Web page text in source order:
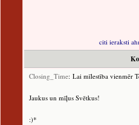
citi ieraksti
Closing_Time: Lai mīlestība vienmēr
Jaukus un mīļus Svētkus!
:)*